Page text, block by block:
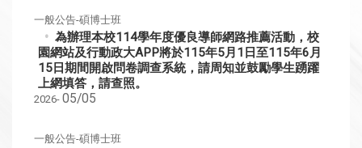
一般公告-碩博士班
為辦理本校114學年度優良導師網路推薦活動，校
園網站及行動政大APP將於115年5月1日至115年6月
15日期間開啟問卷調查系統，請周知並鼓勵學生踴躍
上網填答，請查照。
2026- 05/05
一般公告-碩博士班